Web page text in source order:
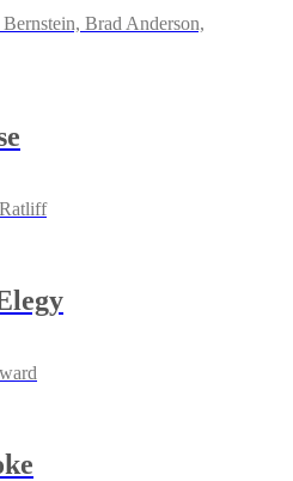
Brad Anderson,